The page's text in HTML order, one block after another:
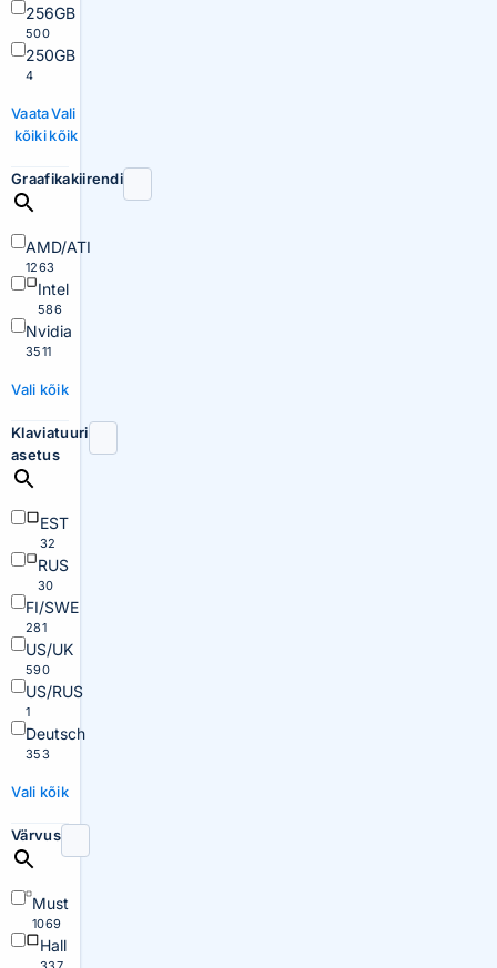
256GB
500
250GB
4
Vaata
kõiki
Vali
kõik
Graafikakiirendi
AMD/ATI
1263
Intel
586
Nvidia
3511
Vali kõik
Klaviatuuri
asetus
EST
32
RUS
30
FI/SWE
281
US/UK
590
US/RUS
1
Deutsch
353
Vali kõik
Värvus
Must
1069
Hall